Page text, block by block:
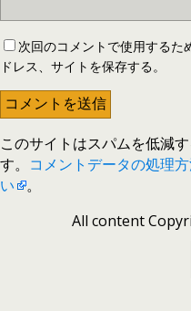
次回のコメントで使用するた
ドレス、サイトを保存する。
このサイトはスパムを低減
す。 コメントデータの処理
い
。
All content